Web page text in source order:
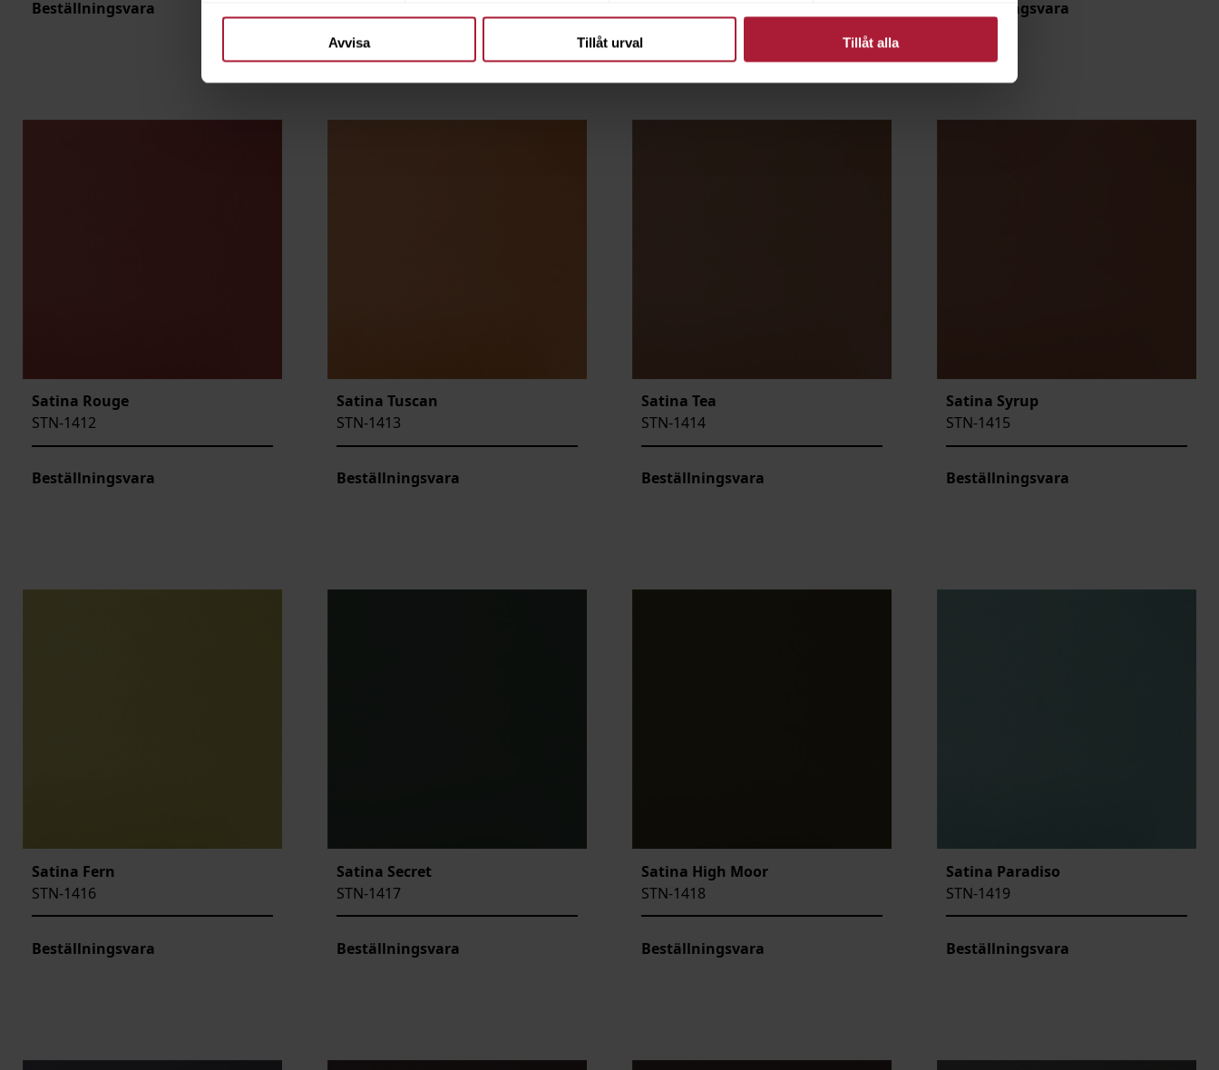
Avvisa Tillåt urval Tillåt alla
Beställningsvara Beställningsvara
Satina Rouge
STN-1412
Beställningsvara
Satina Tuscan
STN-1413
Beställningsvara
Satina Tea
STN-1414
Beställningsvara
Satina Syrup
STN-1415
Beställningsvara
Satina Fern
STN-1416
Beställningsvara
Satina Secret
STN-1417
Beställningsvara
Satina High Moor
STN-1418
Beställningsvara
Satina Paradiso
STN-1419
Beställningsvara